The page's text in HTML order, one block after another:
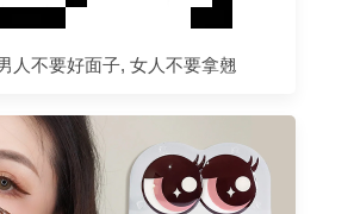
人不要好面子, 女人不要拿翹